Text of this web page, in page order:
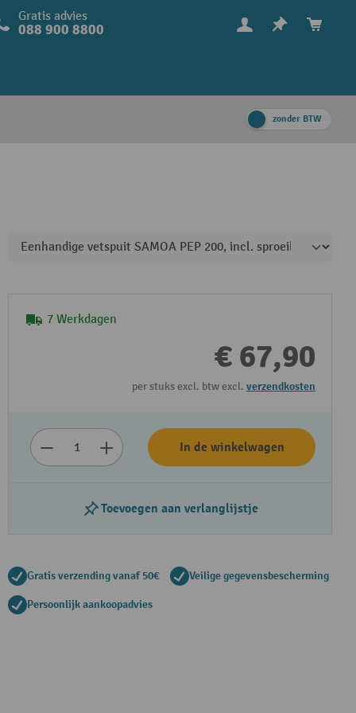
Gratis advies
088 900 8800
zonder BTW
7 Werkdagen
€ 67,90
per stuks excl. btw excl. verzendkosten
In de winkelwagen
Toevoegen aan verlanglijstje
Gratis verzending vanaf 50€ Veilige gegevensbescherming
Persoonlijk aankoopadvies